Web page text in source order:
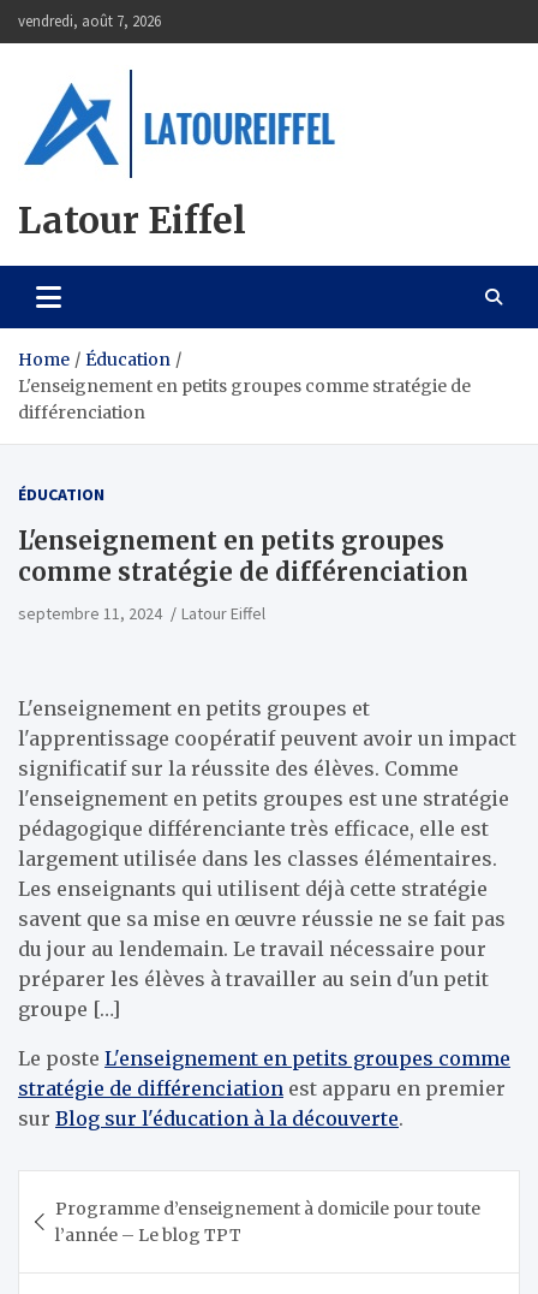
to
vendredi, août 7, 2026
Latour Eiffel
Home
Éducation
L'enseignement en petits groupes comme stratégie de
différenciation
ÉDUCATION
L'enseignement en petits groupes
comme stratégie de différenciation
septembre 11, 2024 Latour Eiffel
L'enseignement en petits groupes et
l'apprentissage coopératif peuvent avoir un impact
significatif sur la réussite des élèves. Comme
l'enseignement en petits groupes est une stratégie
pédagogique différenciante très efficace, elle est
largement utilisée dans les classes élémentaires.
Les enseignants qui utilisent déjà cette stratégie
savent que sa mise en œuvre réussie ne se fait pas
du jour au lendemain. Le travail nécessaire pour
préparer les élèves à travailler au sein d'un petit
groupe […]
Le poste L'enseignement en petits groupes comme
stratégie de différenciation est apparu en premier
sur Blog sur l'éducation à la découverte.
de
l’article
Programme d’enseignement à domicile pour toute
l’année – Le blog TPT